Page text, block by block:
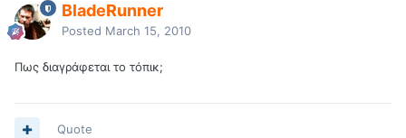
BladeRunner
Posted March 15, 2010
Πως διαγράφεται το τόπικ;
Quote